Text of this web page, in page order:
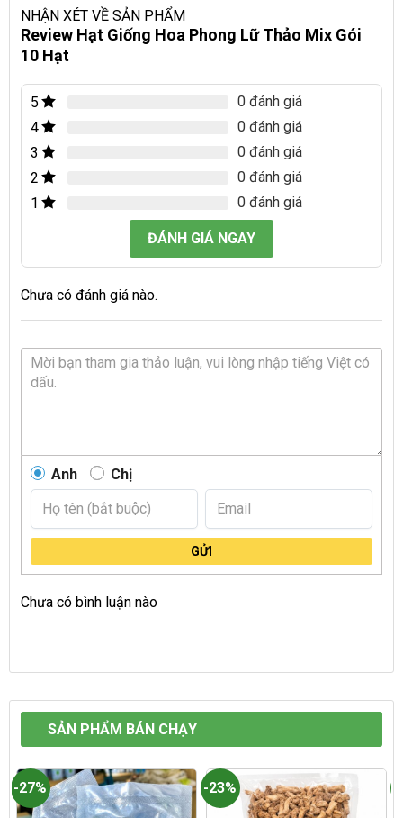
NHẬN XÉT VỀ SẢN PHẨM
Review Hạt Giống Hoa Phong Lữ Thảo Mix Gói
10 Hạt
5
0 đánh giá
4
0 đánh giá
3
0 đánh giá
2
0 đánh giá
1
0 đánh giá
ĐÁNH GIÁ NGAY
Chưa có đánh giá nào.
Anh Chị
GỬI
Chưa có bình luận nào
SẢN PHẨM BÁN CHẠY
-27% -23%